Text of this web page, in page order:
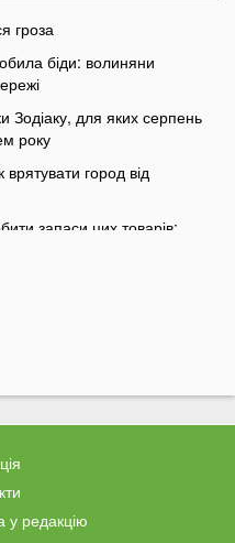
гроза
біди: волиняни
Зодіаку, для яких серпень
року
город від
запаси цих товарів:
два важкі місяці попереду
працевлаштували 12 осіб:
час до 31 серпня: що
потрапила у скандал
у редакцію